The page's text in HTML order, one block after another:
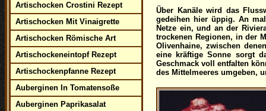
Artischocken Crostini Rezept
Artischocken Mit Vinaigrette
Artischocken Römische Art
Artischockeneintopf Rezept
Artischockenpfanne Rezept
Auberginen In Tomatensoße
Auberginen Paprikasalat
Über Kanäle wird das
gedeihen hier üppig. An
Netze ein, und an der
trockenen Regionen, in der
Olivenhaine, zwischen
eine kräftige Sonne sorgt
Geschmack voll entfalten
des Mittelmeeres umgeben,